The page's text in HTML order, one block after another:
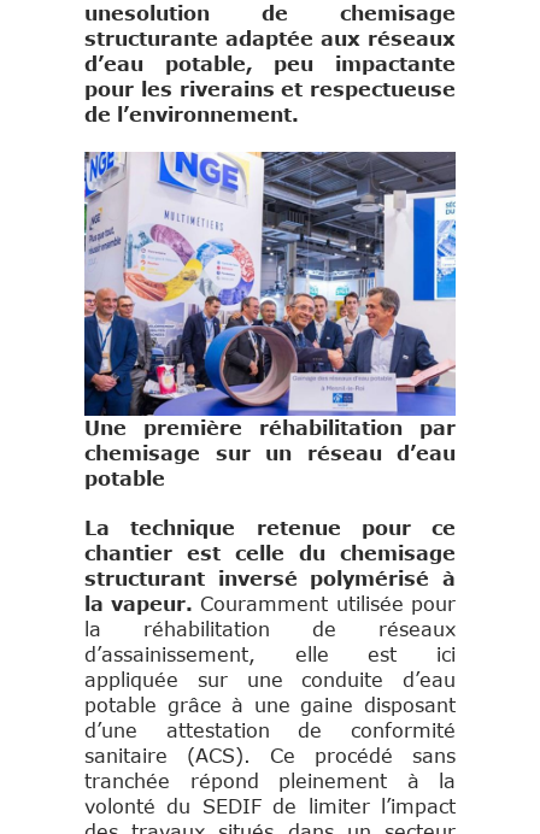
unesolution de chemisage
structurante adaptée aux réseaux
d’eau potable, peu impactante
pour les riverains et respectueuse
de l’environnement.
Une première réhabilitation par
chemisage sur un réseau d’eau
potable
La technique retenue pour ce
chantier est celle du chemisage
structurant inversé polymérisé à
la vapeur. Couramment utilisée pour
la réhabilitation de réseaux
d’assainissement, elle est ici
appliquée sur une conduite d’eau
potable grâce à une gaine disposant
d’une attestation de conformité
sanitaire (ACS). Ce procédé sans
tranchée répond pleinement à la
volonté du SEDIF de limiter l’impact